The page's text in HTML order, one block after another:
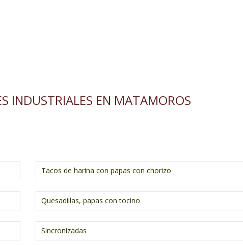
INDUSTRIALES EN MATAMOROS
Tacos de harina con papas con chorizo
Quesadillas, papas con tocino
Sincronizadas